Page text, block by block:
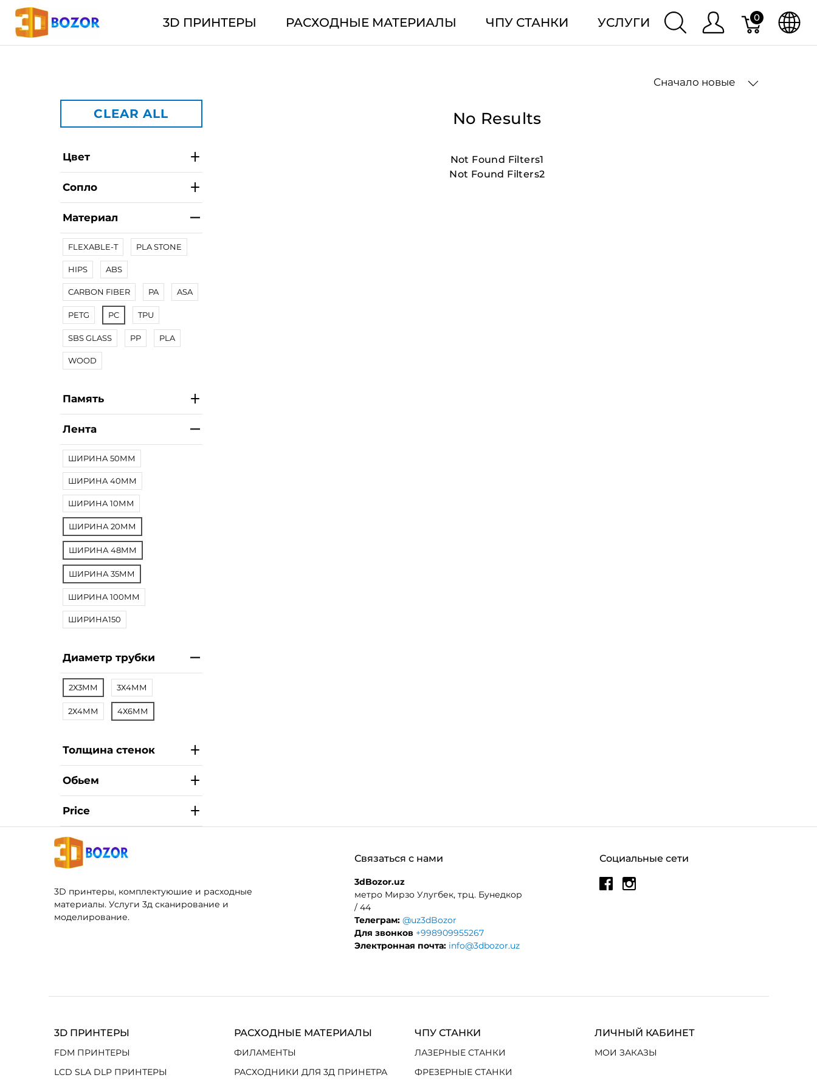
3D ПРИНТЕРЫ РАСХОДНЫЕ МАТЕРИАЛЫ ЧПУ СТАНКИ УСЛУГИ 0
Сначало новые
CLEAR ALL
Цвет
Сопло
Материал
FLEXABLE-T PLA STONE
HIPS ABS
CARBON FIBER PA ASA
PETG PC TPU
SBS GLASS PP PLA
WOOD
Память
Лента
ШИРИНА 50ММ
ШИРИНА 40ММ
ШИРИНА 10ММ
ШИРИНА 20ММ
ШИРИНА 48ММ
ШИРИНА 35ММ
ШИРИНА 100ММ
ШИРИНА150
Диаметр трубки
2Х3ММ 3Х4ММ
2Х4ММ 4Х6ММ
Толщина стенок
Обьем
Price
No Results
Not Found Filters1
Not Found Filters2
3D принтеры, комплектуюшие и расходные
материалы. Услуги 3д сканирование и
моделирование.
Социальные сети
Связаться с нами
3dBozor.uz
метро Мирзо Улугбек, трц. Бунедкор
/ 44
Телеграм: @uz3dBozor
Для звонков +998909955267
Электронная почта: info@3dbozor.uz
3D ПРИНТЕРЫ
FDM ПРИНТЕРЫ
LCD SLA DLP ПРИНТЕРЫ
РАСХОДНЫЕ МАТЕРИАЛЫ
ФИЛАМЕНТЫ
РАСХОДНИКИ ДЛЯ 3Д ПРИНЕТРА
ЧПУ СТАНКИ
ЛАЗЕРНЫЕ СТАНКИ
ФРЕЗЕРНЫЕ СТАНКИ
ЛИЧНЫЙ КАБИНЕТ
МОИ ЗАКАЗЫ